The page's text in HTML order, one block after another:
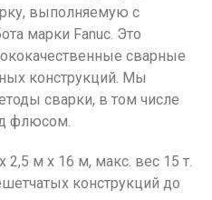
выполняемую с
марки Fanuc. Это
сварные
конструкций. Мы
сварки, в том числе
флюсом.
2,5 м x 16 м, макс. вес 15 т.
конструкций до